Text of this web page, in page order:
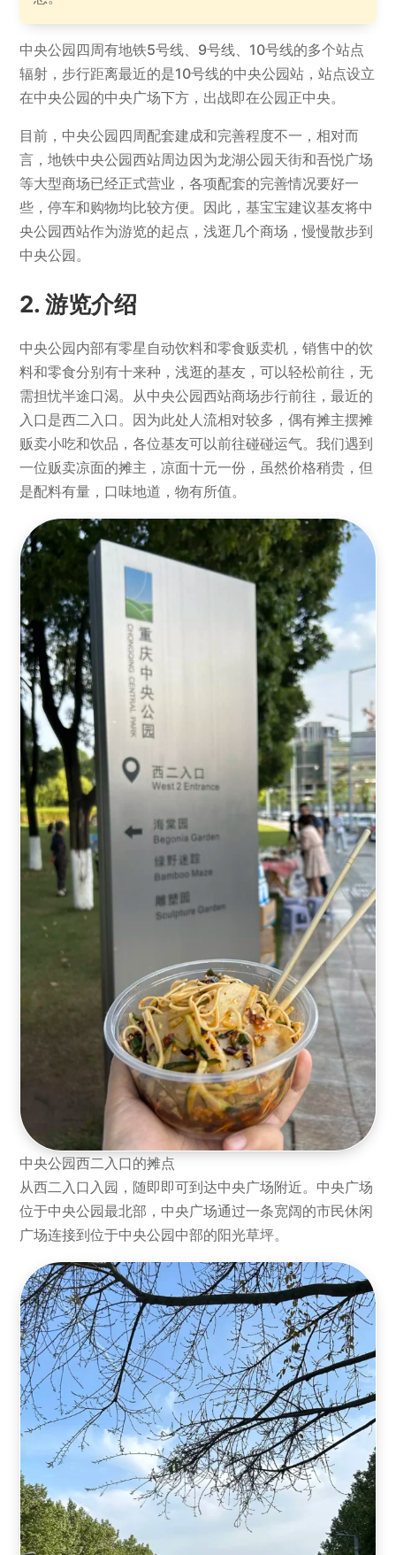
中央公园四周有地铁5号线、9号线、10号线的多个站点
辐射，步行距离最近的是10号线的中央公园站，站点设立
在中央公园的中央广场下方，出战即在公园正中央。
目前，中央公园四周配套建成和完善程度不一，相对而
言，地铁中央公园西站周边因为龙湖公园天街和吾悦广场
等大型商场已经正式营业，各项配套的完善情况要好一
些，停车和购物均比较方便。因此，基宝宝建议基友将中
央公园西站作为游览的起点，浅逛几个商场，慢慢散步到
中央公园。
游览介绍
中央公园内部有零星自动饮料和零食贩卖机，销售中的饮
料和零食分别有十来种，浅逛的基友，可以轻松前往，无
需担忧半途口渴。从中央公园西站商场步行前往，最近的
入口是西二入口。因为此处人流相对较多，偶有摊主摆摊
贩卖小吃和饮品，各位基友可以前往碰碰运气。我们遇到
一位贩卖凉面的摊主，凉面十元一份，虽然价格稍贵，但
是配料有量，口味地道，物有所值。
中央公园西二入口的摊点
从西二入口入园，随即即可到达中央广场附近。中央广场
位于中央公园最北部，中央广场通过一条宽阔的市民休闲
广场连接到位于中央公园中部的阳光草坪。